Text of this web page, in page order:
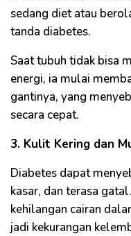
sedang diet atau
tanda diabetes.
Saat tubuh tidak bisa
energi, ia mulai
gantinya, yang
secara cepat.
3. Kulit Kering dan
Diabetes dapat
kasar, dan terasa
kehilangan cairan
jadi kekurangan